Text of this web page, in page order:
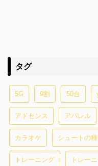
タグ
5G 9割 50台
アドセンス アパレル
カラオケ シュートの
トレーニング トレー